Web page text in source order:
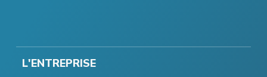
L'ENTREPRISE